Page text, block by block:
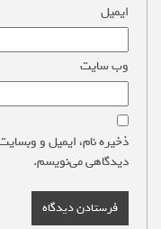
ایمیل
وب‌ سایت
ذخیره نام، ایمیل و
دیدگاهی می‌نویسم.